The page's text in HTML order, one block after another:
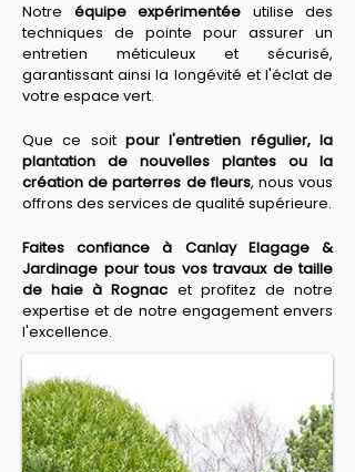
Notre équipe expérimentée utilise des
techniques de pointe pour assurer un
entretien méticuleux et sécurisé,
garantissant ainsi la longévité et l'éclat de
votre espace vert.
Que ce soit pour l'entretien régulier, la
plantation de nouvelles plantes ou la
création de parterres de fleurs, nous vous
offrons des services de qualité supérieure.
Faites confiance à Canlay Elagage &
Jardinage pour tous vos travaux de taille
de haie à Rognac et profitez de notre
expertise et de notre engagement envers
l'excellence.